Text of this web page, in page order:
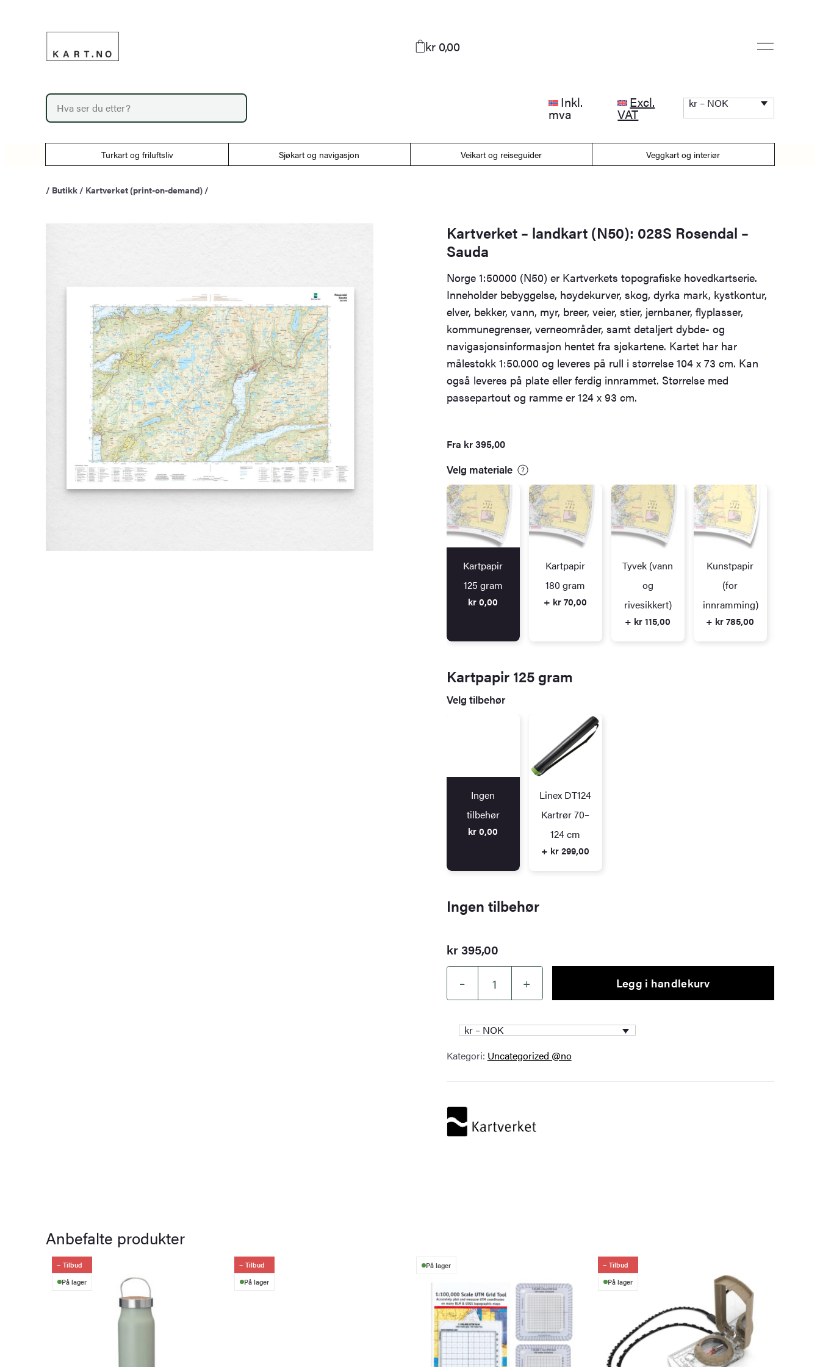
kr 0,00
P
o
u
t
s
s
a
Inkl.
mva
Excl.
VAT
kr – NOK
Turkart og friluftsliv Sjøkart og navigasjon Veikart og reiseguider Veggkart og interiør
/ Butikk / Kartverket (print-on-demand) /
Kartverket – landkart (N50): 028S Rosendal –
Sauda
Norge 1:50000 (N50) er Kartverkets topografiske hovedkartserie.
Inneholder bebyggelse, høydekurver, skog, dyrka mark, kystkontur,
elver, bekker, vann, myr, breer, veier, stier, jernbaner, flyplasser,
kommunegrenser, verneområder, samt detaljert dybde- og
navigasjonsinformasjon hentet fra sjøkartene. Kartet har har
målestokk 1:50.000 og leveres på rull i størrelse 104 x 73 cm. Kan
også leveres på plate eller ferdig innrammet. Størrelse med
passepartout og ramme er 124 x 93 cm.
Fra kr395,00
Velg materiale
Kartpapir
125 gram
kr0,00
Kartpapir
180 gram
+ kr 70,00
Tyvek (vann
og
rivesikkert)
+ kr 115,00
Kunstpapir
(for
innramming)
+ kr 785,00
Kartpapir 125 gram
Velg tilbehør
Ingen
tilbehør
kr0,00
Linex DT124
Kartrør 70–
124 cm
+ kr 299,00
Ingen tilbehør
kr395,00
–
Kartverket
landkart
(N50):
–
Sauda
+ Legg i handlekurv
kr – NOK
Kategori: Uncategorized @no
Anbefalte produkter
Tilbud
På lager
Tilbud
På lager
På lager
Tilbud
På lager